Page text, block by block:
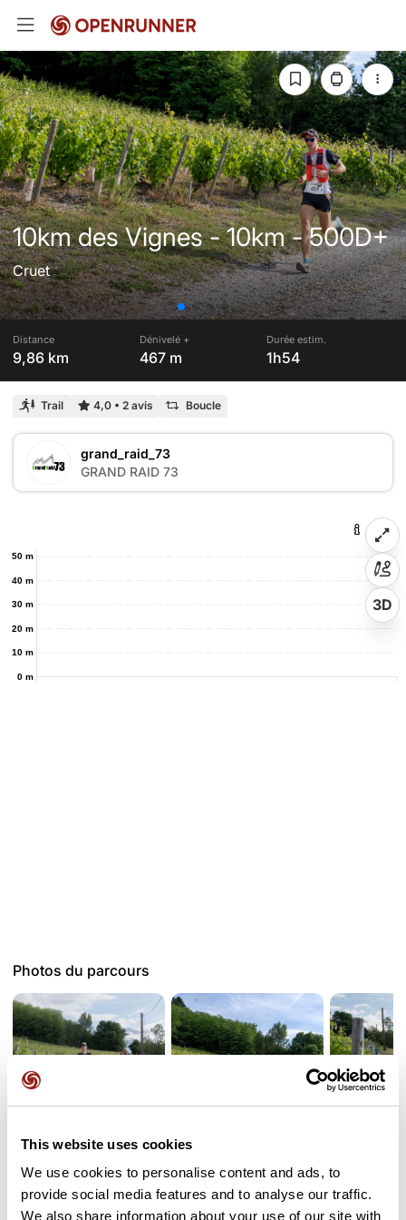
This website uses cookies
We use cookies to personalise content and ads, to
provide social media features and to analyse our traffic.
We also share information about your use of our site with
10km des Vignes - 10km - 500D+
Cruet
Distance
9,86 km
Dénivelé +
467 m
Durée estim.
1h54
Trail 4,0 • 2 avis Boucle
grand_raid_73
GRAND RAID 73
0 m
10 m
20 m
30 m
40 m
50 m
3D
Photos du parcours
Avis des utilisateurs Voir tous les avis